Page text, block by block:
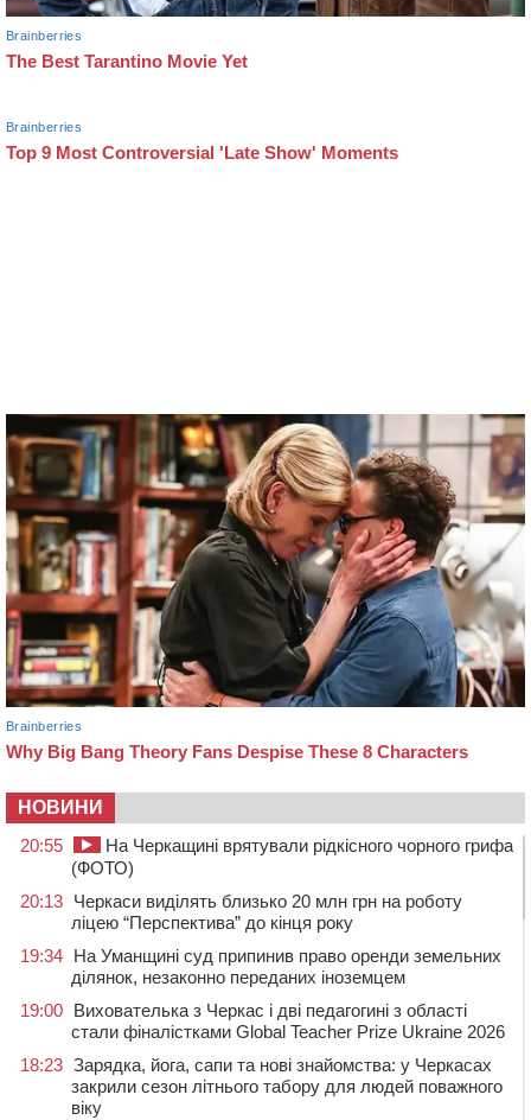
НОВИНИ
20:55
На Черкащині врятували рідкісного чорного грифа
(ФОТО)
20:13 Черкаси виділять близько 20 млн грн на роботу
ліцею “Перспектива” до кінця року
19:34 На Уманщині суд припинив право оренди земельних
ділянок, незаконно переданих іноземцем
19:00 Вихователька з Черкас і дві педагогині з області
стали фіналістками Global Teacher Prize Ukraine 2026
18:23 Зарядка, йога, сапи та нові знайомства: у Черкасах
закрили сезон літнього табору для людей поважного
віку